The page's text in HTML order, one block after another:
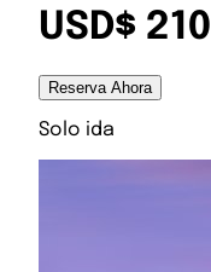
USD$ 210
Reserva Ahora
Solo ida